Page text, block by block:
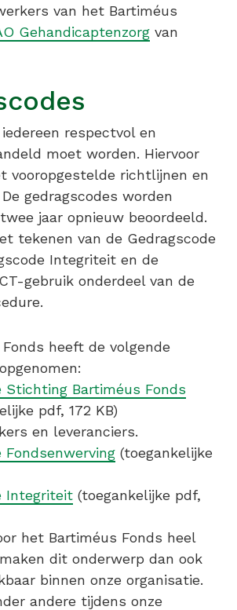
van het Bartiméus
Gehandicaptenzorg van
respectvol en
moet worden. Hiervoor
vooropgestelde richtlijnen en
gedragscodes worden
jaar opnieuw beoordeeld.
tekenen van de Gedragscode
Integriteit en de
gebruik onderdeel van de
heeft de volgende
Stichting Bartiméus Fonds
pdf, 172 KB)
en leveranciers.
Fondsenwerving (toegankelijke
Integriteit (toegankelijke pdf,
het Bartiméus Fonds heel
dit onderwerp dan ook
binnen onze organisatie.
andere tijdens onze